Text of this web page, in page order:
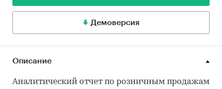
Демоверсия
Описание
Аналитический отчет по розничным продажам